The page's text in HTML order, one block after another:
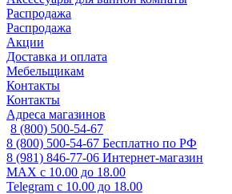
Распродажа
Распродажа
Акции
Доставка и оплата
Мебельщикам
Контакты
Контакты
Адреса магазинов
8 (800) 500-54-67
8 (800) 500-54-67 Бесплатно по РФ
8 (981) 846-77-06 Интернет-магазин
MAX с 10.00 до 18.00
Telegram с 10.00 до 18.00